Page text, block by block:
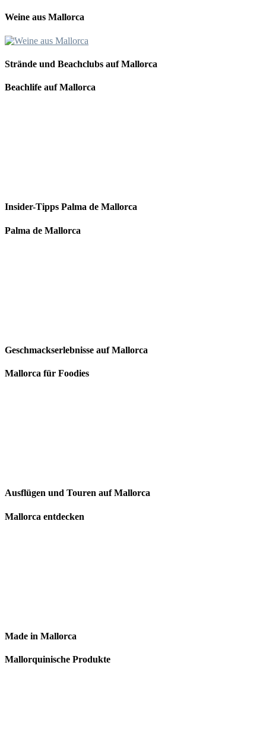
Weine aus Mallorca
Strände und Beachclubs auf Mallorca
Beachlife auf Mallorca
Insider-Tipps Palma de Mallorca
Palma de Mallorca
Geschmackserlebnisse auf Mallorca
Mallorca für Foodies
Ausflügen und Touren auf Mallorca
Mallorca entdecken
Made in Mallorca
Mallorquinische Produkte